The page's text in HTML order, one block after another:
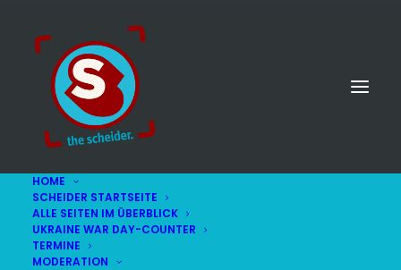
HOME
SCHEIDER STARTSEITE
ALLE SEITEN IM ÜBERBLICK
UKRAINE WAR DAY-COUNTER
TERMINE
MODERATION